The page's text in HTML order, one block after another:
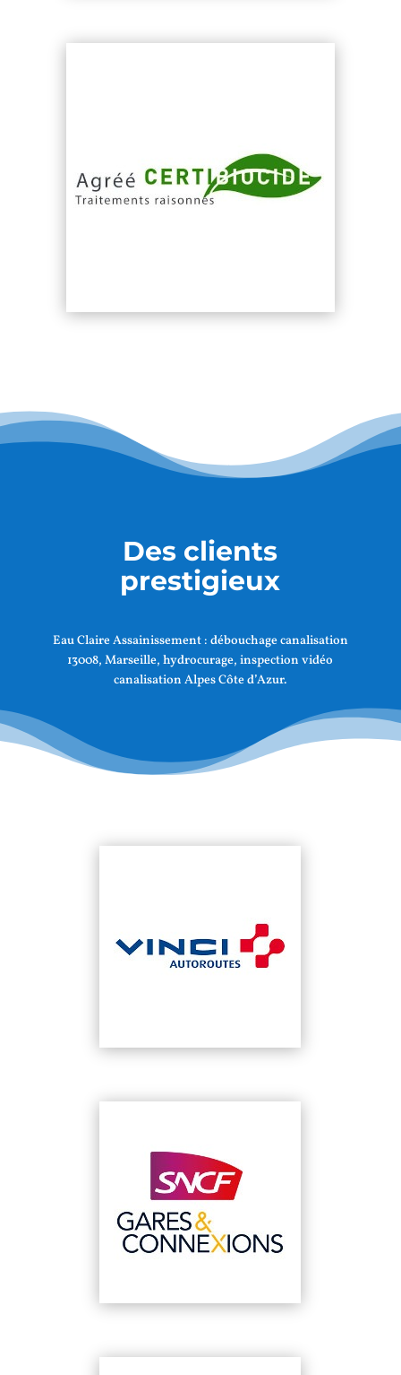
Des clients
prestigieux
Eau Claire Assainissement : débouchage canalisation
13008, Marseille, hydrocurage, inspection vidéo
canalisation Alpes Côte d’Azur.